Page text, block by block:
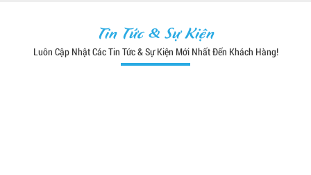
VŨ TRỌNG DUY LƯU HOÀNG THÚC
Tin Tức & Sự Kiện
Luôn Cập Nhật Các Tin Tức & Sự Kiện Mới Nhất Đến Khách Hàng!